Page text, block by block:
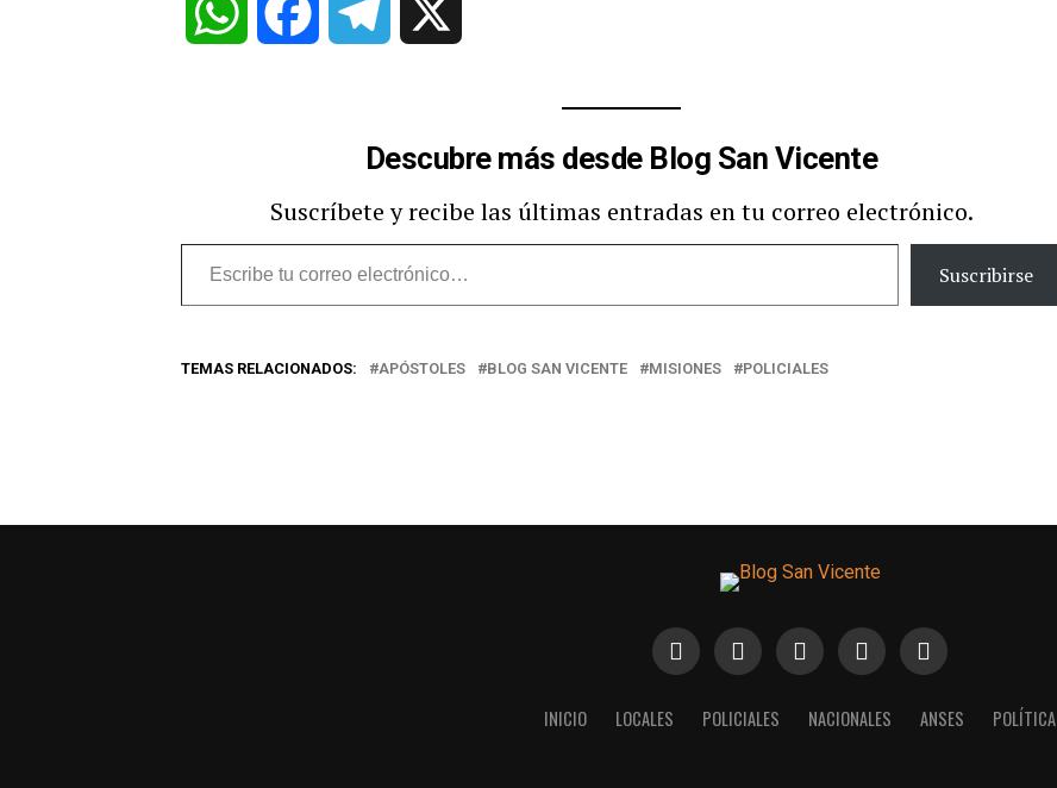
WhatsApp Facebook Telegram
Descubre más desde Blog San Vicente
Suscríbete y recibe las últimas entradas en tu correo electrónico.
Escribe
tu
electrónico…
Suscribirse
TEMAS RELACIONADOS: APÓSTOLES BLOG SAN VICENTE MISIONES POLICIALES
INICIO LOCALES POLICIALES NACIONALES ANSES POLÍTICA